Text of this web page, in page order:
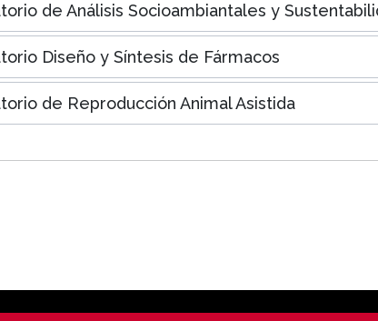
de Análisis Socioambiantales y
Diseño y Síntesis de Fármacos
de Reproducción Animal Asistida